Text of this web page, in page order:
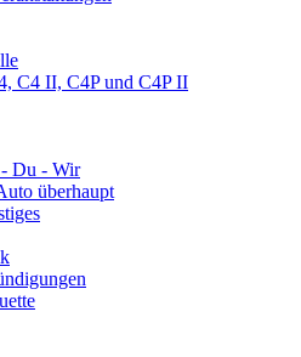
C4 II, C4P und C4P II
Du - Wir
überhaupt